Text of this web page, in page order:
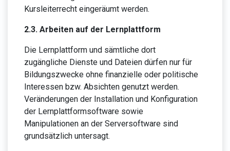
Kursleiterrecht eingeräumt werden.
2.3. Arbeiten auf der Lernplattform
Die Lernplattform und sämtliche dort
zugängliche Dienste und Dateien dürfen nur für
Bildungszwecke ohne finanzielle oder politische
Interessen bzw. Absichten genutzt werden.
Veränderungen der Installation und Konfiguration
der Lernplattformsoftware sowie
Manipulationen an der Serversoftware sind
grundsätzlich untersagt.